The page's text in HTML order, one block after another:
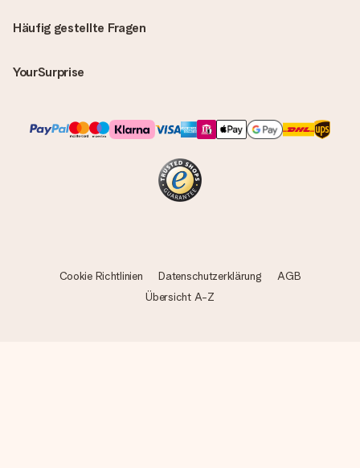
Häufig gestellte Fragen
YourSurprise
Cookie Richtlinien Datenschutzerklärung
AGB
Übersicht A-Z